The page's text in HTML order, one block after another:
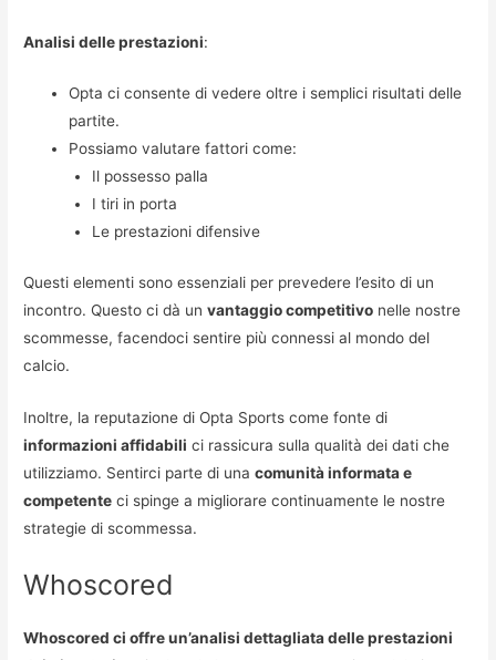
Analisi delle prestazioni:
Opta ci consente di vedere oltre i semplici risultati delle
partite.
Possiamo valutare fattori come:
Il possesso palla
I tiri in porta
Le prestazioni difensive
Questi elementi sono essenziali per prevedere l’esito di un
incontro. Questo ci dà unvantaggio competitivo nelle nostre
scommesse, facendoci sentire più connessi al mondo del
calcio.
Inoltre, la reputazione di Opta Sports come fonte di
informazioni affidabili ci rassicura sulla qualità dei dati che
utilizziamo. Sentirci parte di unacomunità informata e
competente ci spinge a migliorare continuamente le nostre
strategie di scommessa.
Whoscored
Whoscored ci offre un’analisi dettagliata delle prestazioni